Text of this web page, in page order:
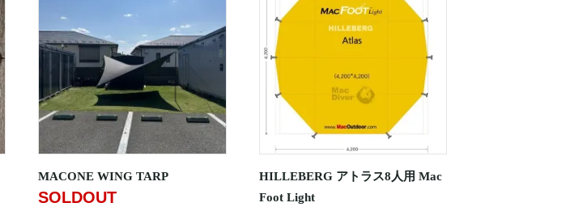
MACONE WING TARP
SOLDOUT
HILLEBERG アトラス8人用 Mac
Foot Light